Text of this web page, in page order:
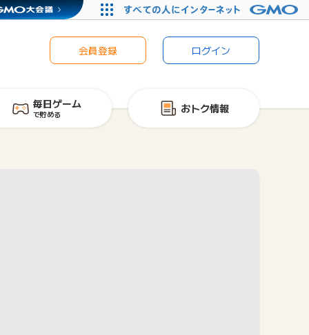
会員登録 ログイン
毎日ゲーム
で貯める おトク情報